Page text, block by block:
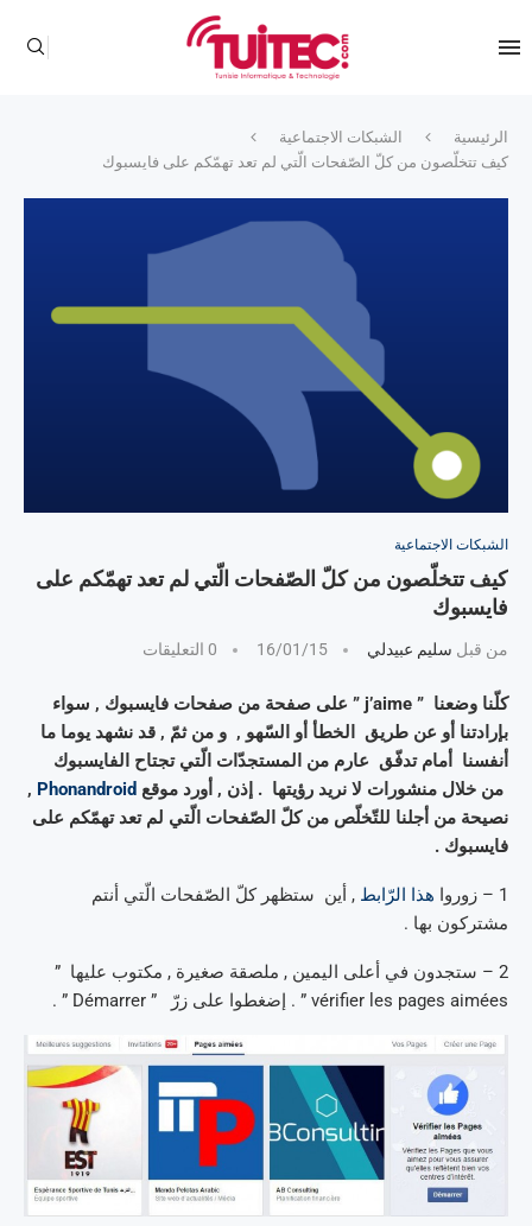
الرئيسية
الشبكات الاجتماعية
كيف تتخلّصون من كلّ الصّفحات الّتي لم تعد تهمّكم على فايسبوك
الشبكات الاجتماعية
كيف تتخلّصون من كلّ الصّفحات الّتي لم تعد تهمّكم على
فايسبوك
من قبل سليم عبيدلي 16/01/15 0 التعليقات
كلّنا وضعنا ” j’aime ” على صفحة من صفحات فايسبوك , سواء
بإرادتنا أو عن طريق الخطأ أو السّهو , و من ثمّ , قد نشهد يوما ما
أنفسنا أمام تدفّق عارم من المستجدّات الّتي تجتاح الفايسبوك
من خلال منشورات لا نريد رؤيتها . إذن , أورد موقع Phonandroid
,
نصيحة من أجلنا للتّخلّص من كلّ الصّفحات الّتي لم تعد تهمّكم على
فايسبوك .
1 – زوروا هذا الرّابط , أين ستظهر كلّ الصّفحات الّتي أنتم
مشتركون بها .
2 – ستجدون في أعلى اليمين , ملصقة صغيرة , مكتوب عليها ”
vérifier les pages aimées ” . إضغطوا على زرّ ” Démarrer ” .